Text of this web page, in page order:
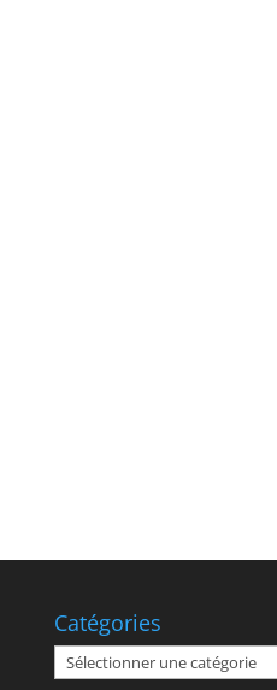
Catégories
Catégories